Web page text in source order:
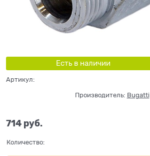
Есть в наличии
Артикул:
Производитель: Bugatti
714 руб.
Количество: